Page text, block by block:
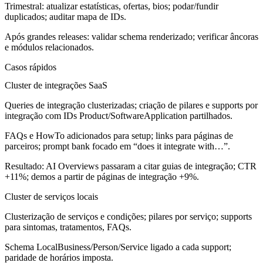
Trimestral: atualizar estatísticas, ofertas, bios; podar/fundir
duplicados; auditar mapa de IDs.
Após grandes releases: validar schema renderizado; verificar âncoras
e módulos relacionados.
Casos rápidos
Cluster de integrações SaaS
Queries de integração clusterizadas; criação de pilares e supports por
integração com IDs Product/SoftwareApplication partilhados.
FAQs e HowTo adicionados para setup; links para páginas de
parceiros; prompt bank focado em “does it integrate with…”.
Resultado: AI Overviews passaram a citar guias de integração; CTR
+11%; demos a partir de páginas de integração +9%.
Cluster de serviços locais
Clusterização de serviços e condições; pilares por serviço; supports
para sintomas, tratamentos, FAQs.
Schema LocalBusiness/Person/Service ligado a cada support;
paridade de horários imposta.